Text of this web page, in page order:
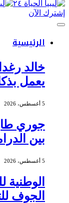
إشترك الآن
الرئيسية
يعمل
جوري
بين
الجوف